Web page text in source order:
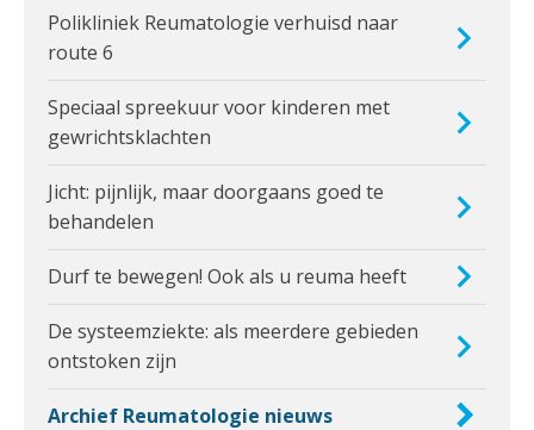
Polikliniek Reumatologie verhuisd naar
route 6
Speciaal spreekuur voor kinderen met
gewrichtsklachten
Jicht: pijnlijk, maar doorgaans goed te
behandelen
Durf te bewegen! Ook als u reuma heeft
De systeemziekte: als meerdere gebieden
ontstoken zijn
Archief Reumatologie nieuws